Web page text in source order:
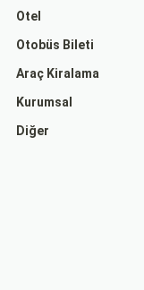
Otel
Otobüs Bileti
Araç Kiralama
Kurumsal
Diğer